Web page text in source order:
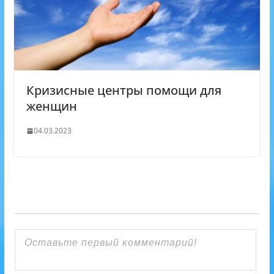
Кризисные центры помощи для
женщин
04.03.2023